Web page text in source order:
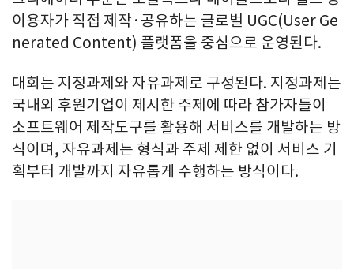
이용자가 직접 제작·공유하는 글로벌 UGC(User Ge
nerated Content) 플랫폼을 중심으로 운영된다.
대회는 지정과제와 자유과제로 구성된다. 지정과제는
국내외 후원기업이 제시한 주제에 따라 참가자들이
소프트웨어 제작도구를 활용해 서비스를 개발하는 방
식이며, 자유과제는 형식과 주제 제한 없이 서비스 기
획부터 개발까지 자유롭게 수행하는 방식이다.